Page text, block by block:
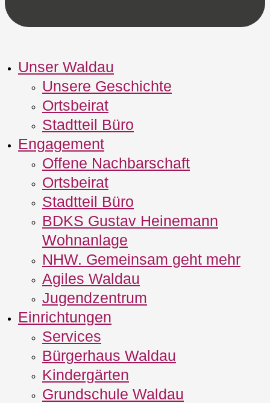
Unser Waldau
Unsere Geschichte
Ortsbeirat
Stadtteil Büro
Engagement
Offene Nachbarschaft
Ortsbeirat
Stadtteil Büro
BDKS Gustav Heinemann
Wohnanlage
NHW. Gemeinsam geht mehr
Agiles Waldau
Jugendzentrum
Einrichtungen
Services
Bürgerhaus Waldau
Kindergärten
Grundschule Waldau